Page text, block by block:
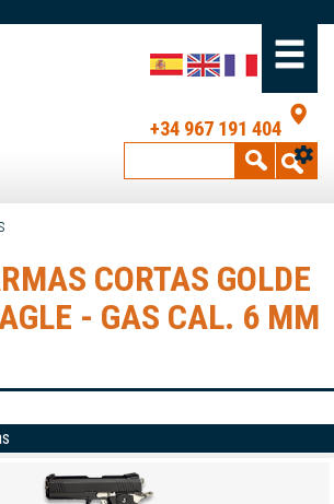
+34 967 191 404
CORTAS GOLDE
- GAS CAL. 6 MM